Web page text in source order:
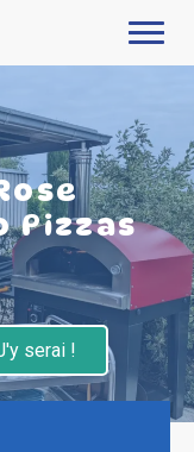
Pizzas
serai !